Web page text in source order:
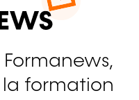
formation